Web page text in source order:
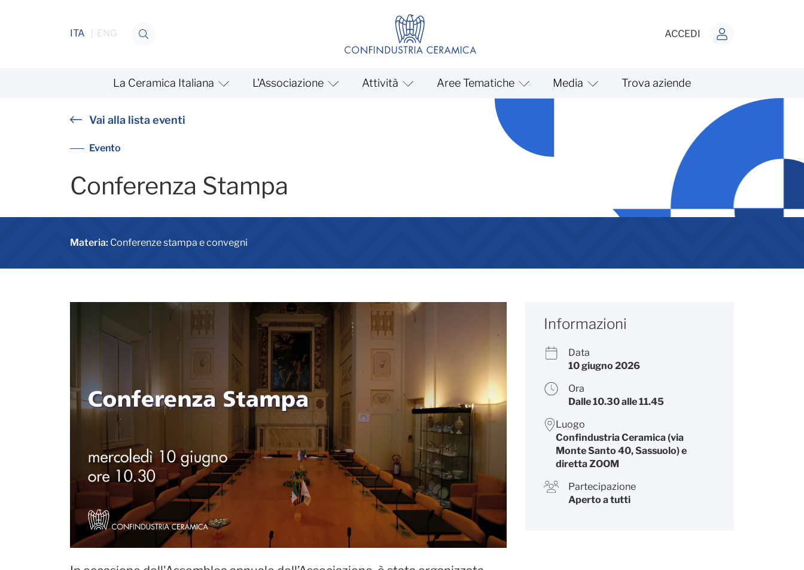
ITA ENG ACCEDI
La Ceramica Italiana L'Associazione Attività Aree Tematiche Media Trova aziende
Conferenza Stampa 10 giugno 2026
Vai alla lista eventi
Evento
Conferenza Stampa
Materia: Conferenze stampa e convegni
Informazioni
Data
10 giugno 2026
Ora
Dalle 10.30 alle 11.45
Luogo
Confindustria Ceramica (via
Monte Santo 40, Sassuolo) e
diretta ZOOM
Partecipazione
Aperto a tutti